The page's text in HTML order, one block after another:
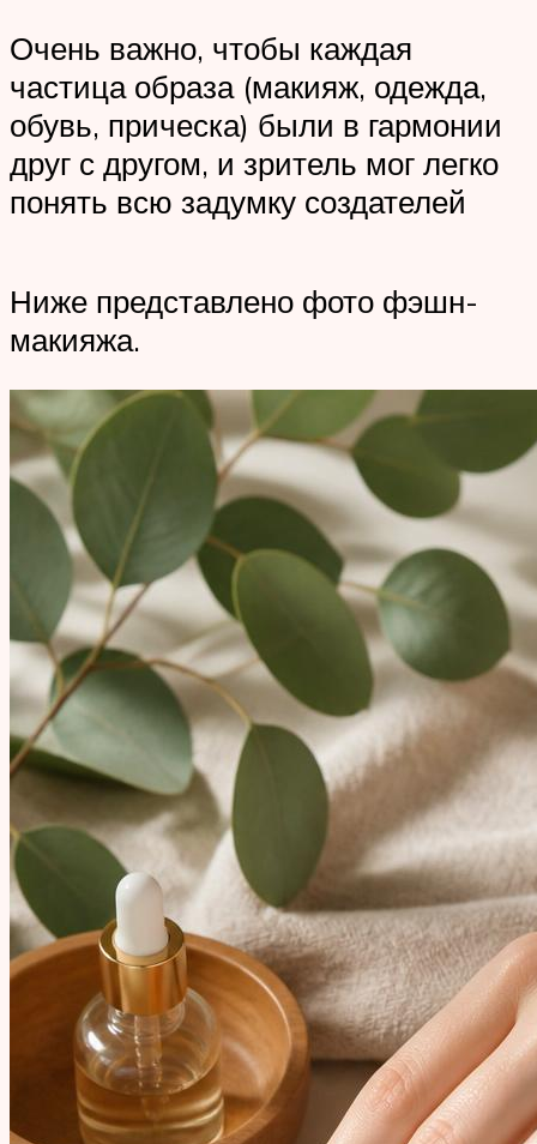
Очень важно, чтобы каждая
частица образа (макияж, одежда,
обувь, прическа) были в гармонии
друг с другом, и зритель мог легко
понять всю задумку создателей
Ниже представлено фото фэшн-
макияжа.